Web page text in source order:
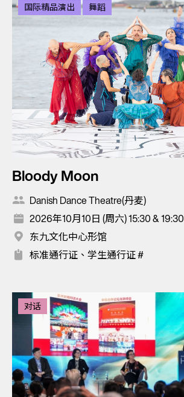
国际精品演出 舞蹈
Bloody Moon
Danish Dance Theatre(丹麦)
2026年10月10日 (周六) 15:30 & 19:30
东九文化中心形馆
标准通行证、学生通行证 #
对话